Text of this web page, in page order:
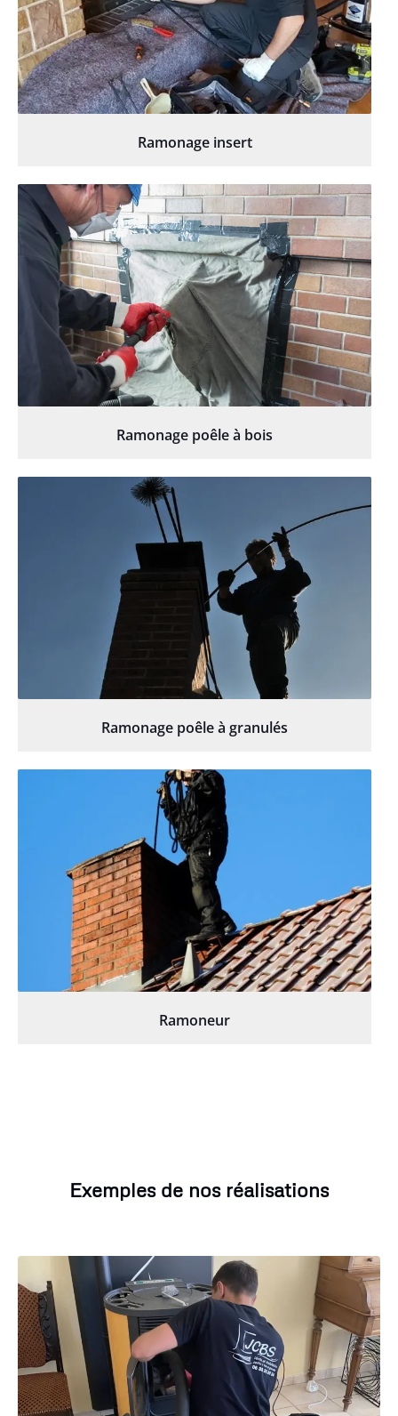
Ramonage insert
Ramonage poêle à bois
Ramonage poêle à granulés
Ramoneur
Exemples de nos réalisations